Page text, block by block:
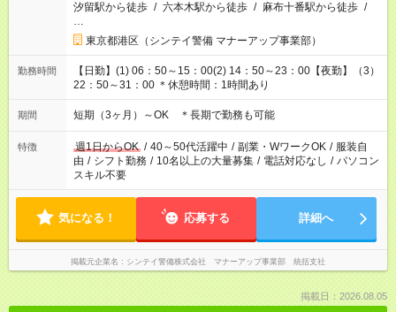
汐留駅から徒歩 / 六本木駅から徒歩 / 麻布十番駅から徒歩 /
…
東京都港区（シンテイ警備 マナーアップ事業部）
勤務時間
【日勤】(1) 06：50～15：00(2) 14：50～23：00【夜勤】（3）
22：50～31：00 ＊休憩時間：1時間あり
期間 短期（3ヶ月）～OK ＊長期で勤務も可能
特徴 週1日からOK / 40～50代活躍中 / 副業・WワークOK / 服装自
由 / シフト勤務 / 10名以上の大量募集 / 電話対応なし / パソコン
スキル不要
気になる！ 応募する 詳細へ
掲載元企業名 シンテイ警備株式会社 マナーアップ事業部 統括支社
掲載日：2026.08.05